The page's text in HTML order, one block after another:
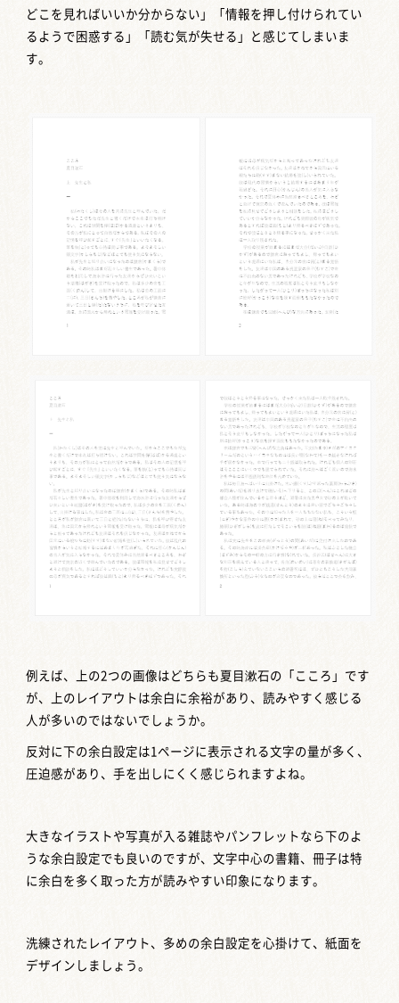
どこを見ればいいか分からない」「情報を押し付けられてい
るようで困惑する」「読む気が失せる」と感じてしまいま
す。
例えば、上の2つの画像はどちらも夏目漱石の「こころ」です
が、上のレイアウトは余白に余裕があり、読みやすく感じる
人が多いのではないでしょうか。
反対に下の余白設定は1ページに表示される文字の量が多く、
圧迫感があり、手を出しにくく感じられますよね。
大きなイラストや写真が入る雑誌やパンフレットなら下のよ
うな余白設定でも良いのですが、文字中心の書籍、冊子は特
に余白を多く取った方が読みやすい印象になります。
洗練されたレイアウト、多めの余白設定を心掛けて、紙面を
デザインしましょう。